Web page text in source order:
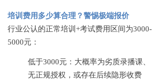
培训费用多少算合理？警惕极端报价
行业公认的正常培训 +考试费用区间为3000-
5000元：
低于3000元：大概率为劣质录播课、
无正规授权，或存在后续隐形收费